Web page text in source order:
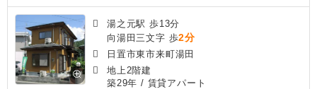
湯之元駅 歩13分
向湯田三文字 歩2分
日置市東市来町湯田
地上2階建
築29年 / 賃貸アパート